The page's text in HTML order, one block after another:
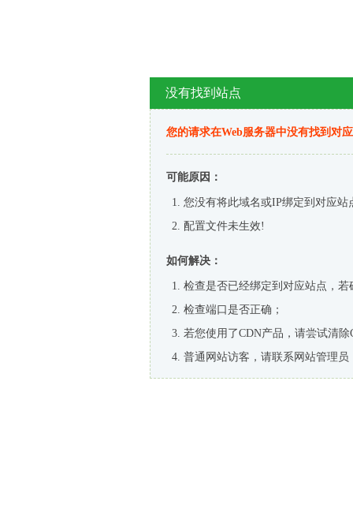
没有找到站点
您的请求在Web服务器中没有找到对
可能原因：
您没有将此域名或IP绑定到对应站
配置文件未生效!
如何解决：
检查是否已经绑定到对应站点，
检查端口是否正确；
若您使用了CDN产品，请尝试清除
普通网站访客，请联系网站管理员